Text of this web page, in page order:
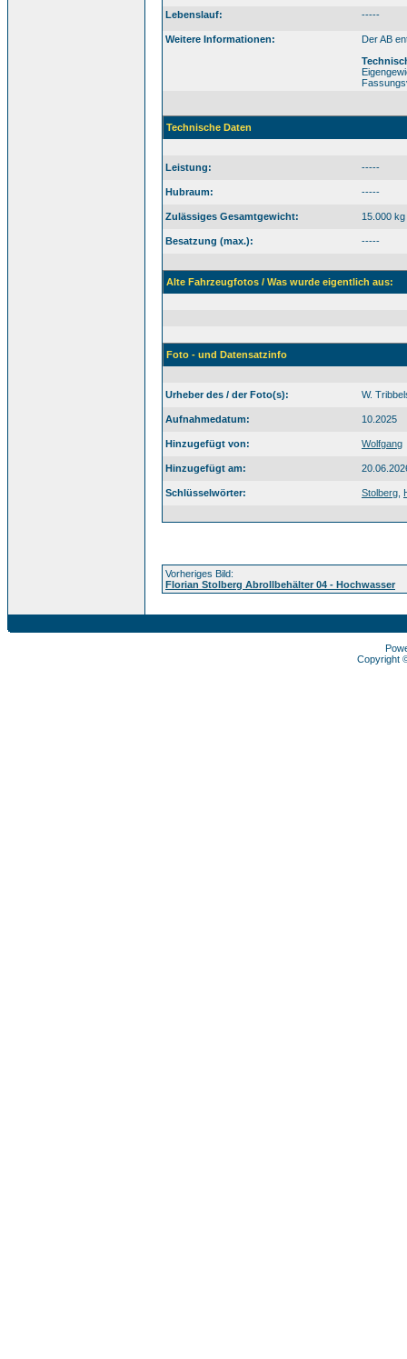
Lebenslauf:
-----
Weitere Informationen:
Der AB
Technische Daten
Leistung: -----
Hubraum: -----
Zulässiges Gesamtgewicht: 15.000 kg
Besatzung (max.): -----
Alte Fahrzeugfotos / Was wurde eigentlich aus:
Foto - und Datensatzinfo
Urheber des / der Foto(s): W.
Aufnahmedatum: 10.2025
Hinzugefügt von: Wolfgang
Hinzugefügt am:
Schlüsselwörter: Stolberg
Vorheriges Bild:
Florian Stolberg Abrollbehälter 04 - Hochwasser
Copyright